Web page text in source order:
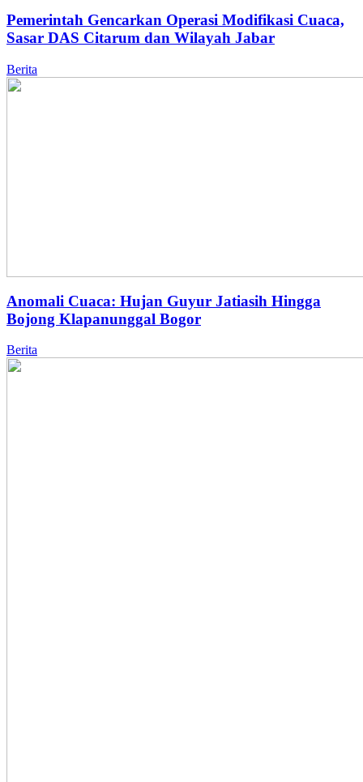
Pemerintah Gencarkan Operasi Modifikasi Cuaca,
Sasar DAS Citarum dan Wilayah Jabar
Berita
Anomali Cuaca: Hujan Guyur Jatiasih Hingga
Bojong Klapanunggal Bogor
Berita